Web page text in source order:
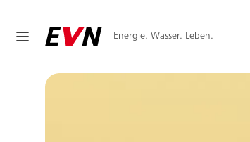
Energie. Wasser. Leben.